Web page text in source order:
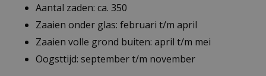
Aantal zaden: ca. 350
Zaaien onder glas: februari t/m april
Zaaien volle grond buiten: april t/m mei
Oogsttijd: september t/m november